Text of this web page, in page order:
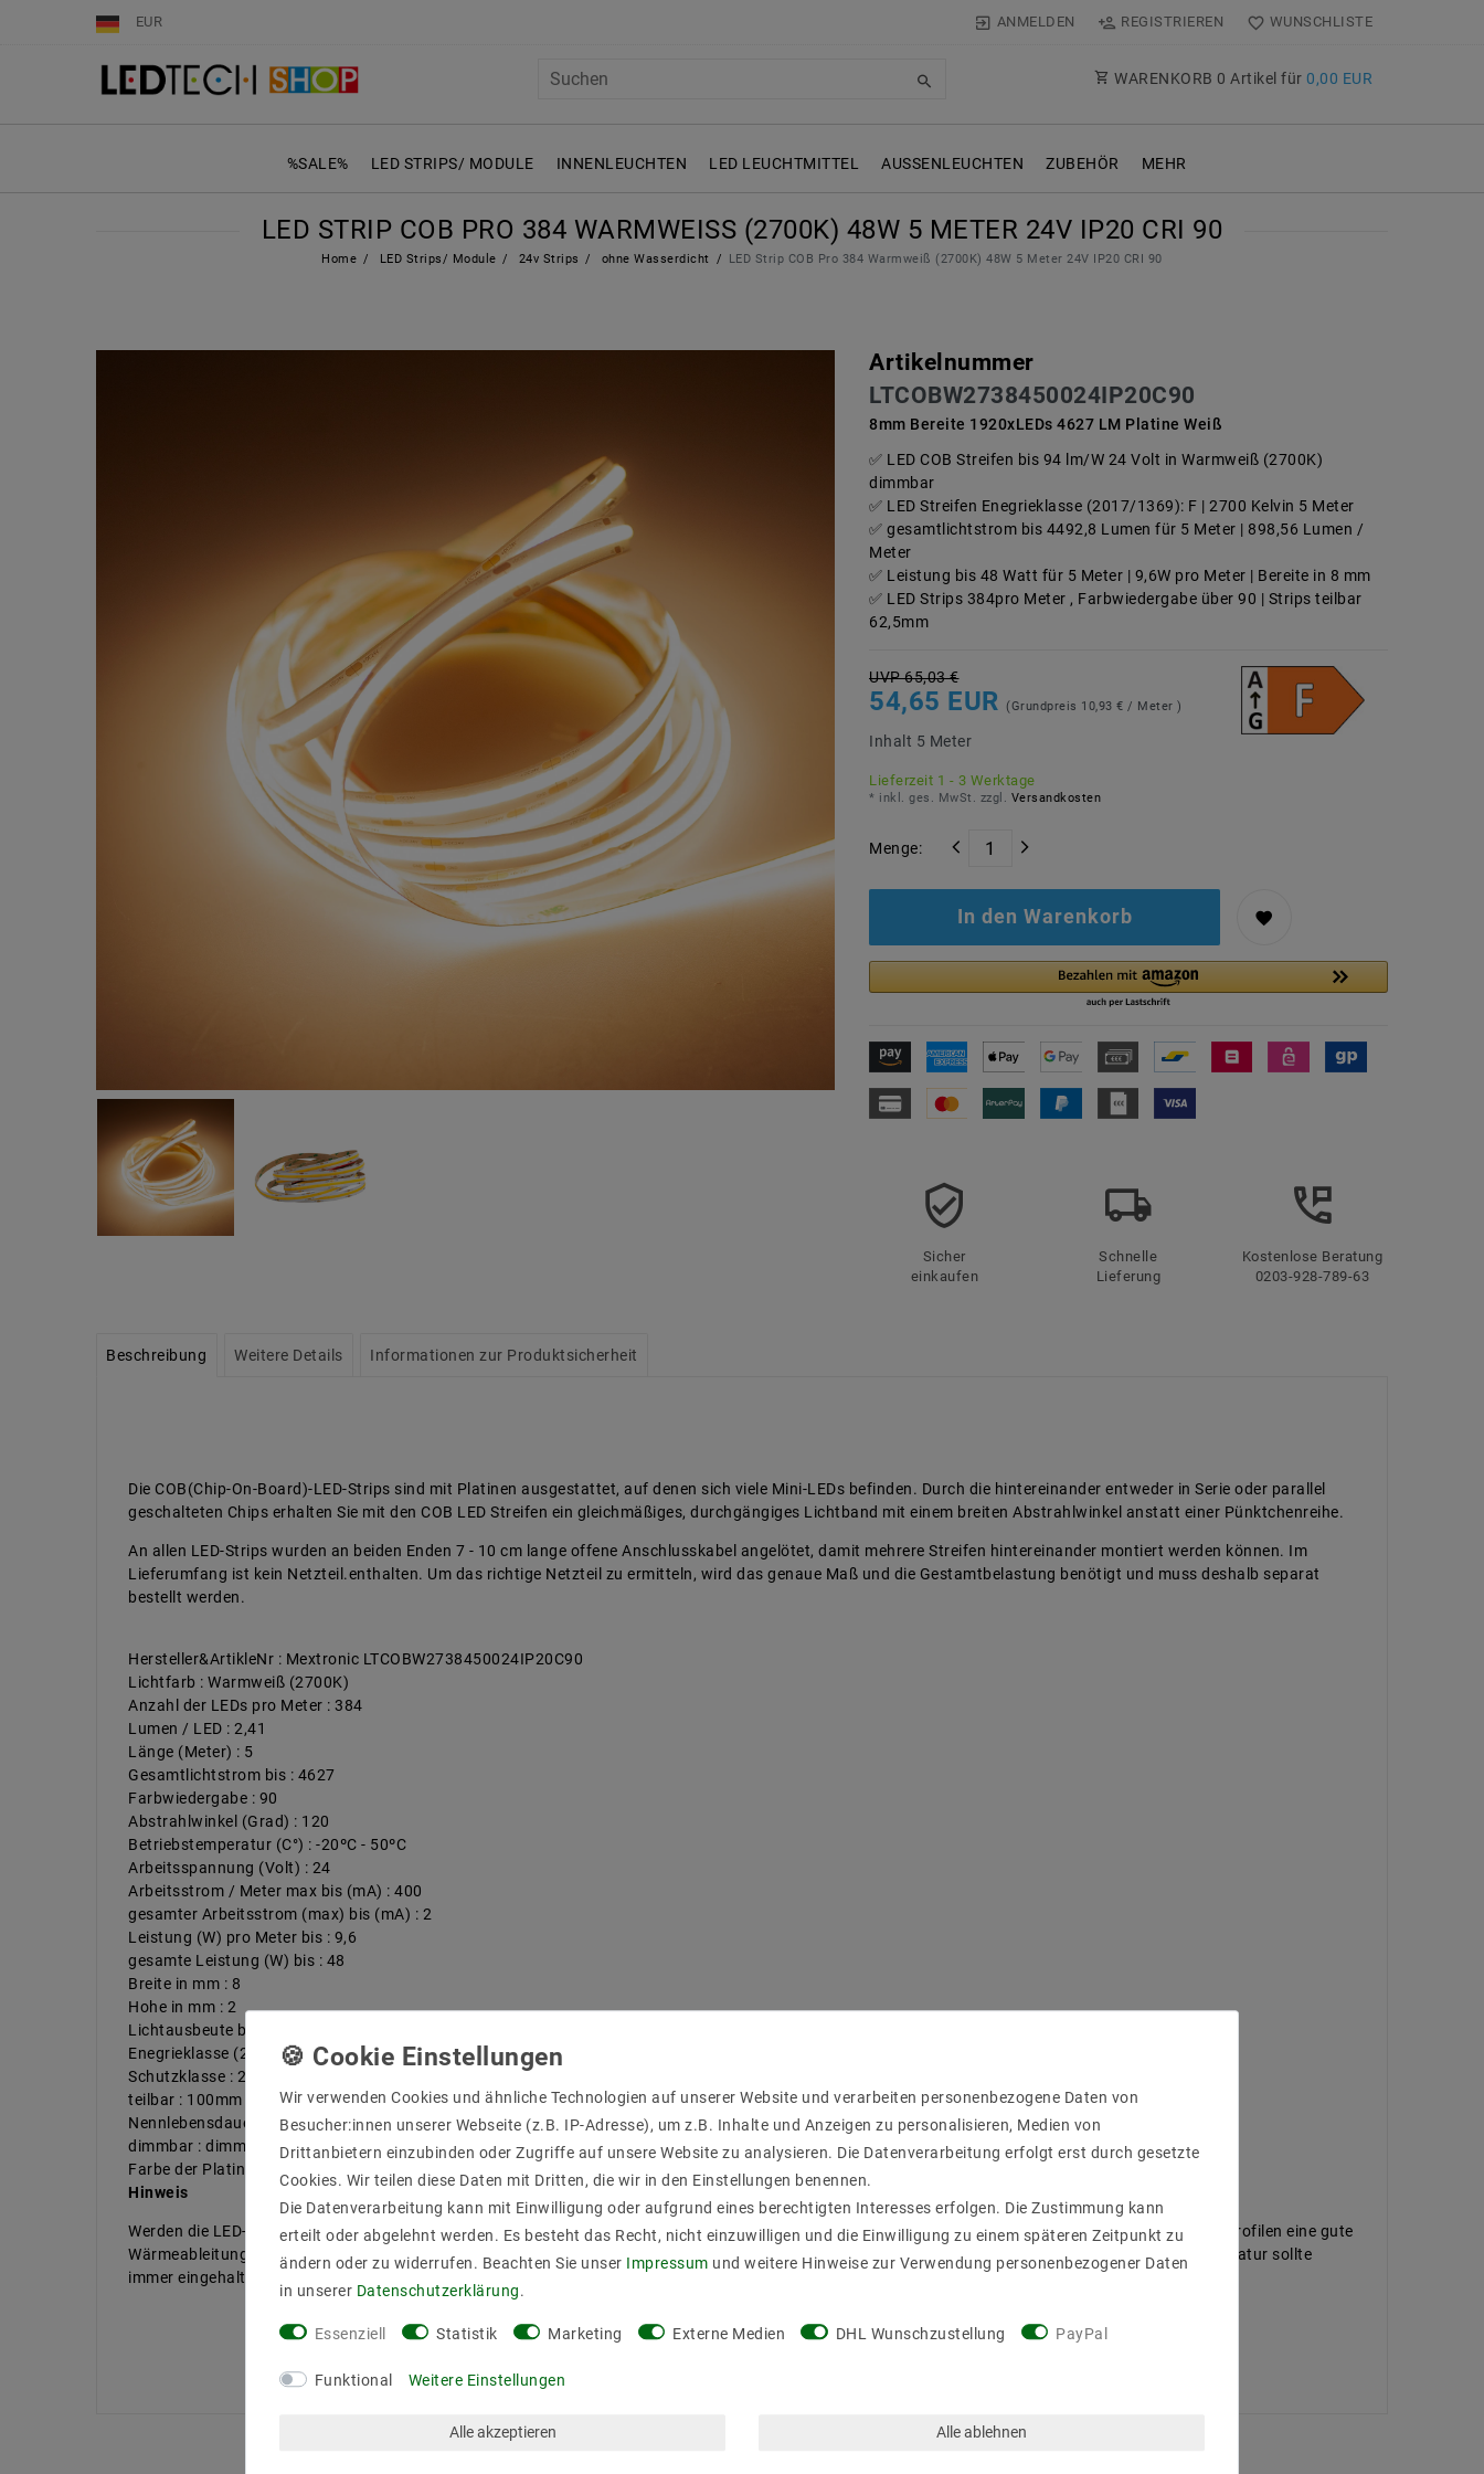
EUR ANMELDEN REGISTRIEREN WUNSCHLISTE
WARENKORB 0 Artikel für 0,00 EUR
%SALE% LED STRIPS/ MODULE INNENLEUCHTEN LED LEUCHTMITTEL AUSSENLEUCHTEN ZUBEHÖR MEHR
LED STRIP COB PRO 384 WARMWEISS (2700K) 48W 5 METER 24V IP20 CRI 90
Home LED Strips/ Module 24v Strips ohne Wasserdicht LED Strip COB Pro 384 Warmweiß (2700K) 48W 5 Meter 24V IP20 CRI 90
Artikelnummer
LTCOBW2738450024IP20C90
8mm Bereite 1920xLEDs 4627 LM Platine Weiß
LED COB Streifen bis 94 lm/W 24 Volt in Warmweiß (2700K)
dimmbar
LED Streifen Enegrieklasse (2017/1369): F | 2700 Kelvin 5 Meter
gesamtlichtstrom bis 4492,8 Lumen für 5 Meter | 898,56 Lumen /
Meter
Leistung bis 48 Watt für 5 Meter | 9,6W pro Meter | Bereite in 8 mm
LED Strips 384pro Meter , Farbwiedergabe über 90 | Strips teilbar
62,5mm
UVP 65,03 €
54,65 EUR (Grundpreis 10,93 € / Meter )
Inhalt 5 Meter
Lieferzeit 1 - 3 Werktage
* inkl. ges. MwSt. zzgl. Versandkosten
Menge:
In den Warenkorb
Sicher
einkaufen
Schnelle
Lieferung
Kostenlose Beratung
0203-928-789-63
Beschreibung Weitere Details Informationen zur Produktsicherheit
Die COB(Chip-On-Board)-LED-Strips sind mit Platinen ausgestattet, auf denen sich viele Mini-LEDs befinden. Durch die hintereinander entweder in Serie oder parallel
geschalteten Chips erhalten Sie mit den COB LED Streifen ein gleichmäßiges, durchgängiges Lichtband mit einem breiten Abstrahlwinkel anstatt einer Pünktchenreihe.
An allen LED-Strips wurden an beiden Enden 7 - 10 cm lange offene Anschlusskabel angelötet, damit mehrere Streifen hintereinander montiert werden können. Im
Lieferumfang ist kein Netzteil.enthalten. Um das richtige Netzteil zu ermitteln, wird das genaue Maß und die Gestamtbelastung benötigt und muss deshalb separat
bestellt werden.
Hersteller&ArtikleNr : Mextronic LTCOBW2738450024IP20C90
Lichtfarb : Warmweiß (2700K)
Anzahl der LEDs pro Meter : 384
Lumen / LED : 2,41
Länge (Meter) : 5
Gesamtlichtstrom bis : 4627
Farbwiedergabe : 90
Abstrahlwinkel (Grad) : 120
Betriebstemperatur (C°) : -20ºC - 50ºC
Arbeitsspannung (Volt) : 24
Arbeitsstrom / Meter max bis (mA) : 400
gesamter Arbeitsstrom (max) bis (mA) : 2
Leistung (W) pro Meter bis : 9,6
gesamte Leistung (W) bis : 48
Breite in mm : 8
Hohe in mm : 2
Lichtausbeute bis : 96 lm/W
Enegrieklasse (2019/2015) : F
Schutzklasse : 20
teilbar : 100mm
Nennlebensdauer bis zu (Stunden) : 40000
dimmbar : dimmbar über PWM
Farbe der Platine : Weiß
Hinweis
Werden die LED-Strips für mehrere Stunden am Tag betrieben. empfehlen wir eine zusätzliche Kühlung. Zum Beispiel bietet die Montage auf Aluminiumprofilen eine gute
Wärmeableitung. Gerade bei einer Leistung von mehr als 14.4 Watt pro Meter ist ein zusätzlicher Kühlkörper notwendig. Die empfohlene Betriebstemperatur sollte
immer eingehalten werden und die Strips dürfen nicht an engen oder geschlossenen Plätzen ohne Kühlmöglichkeit eingebaut werden.
Wir verwenden Cookies und ähnliche Technologien auf unserer Website und verarbeiten personenbezogene Daten von
Besucher:innen unserer Webseite (z.B. IP-Adresse), um z.B. Inhalte und Anzeigen zu personalisieren, Medien von
Drittanbietern einzubinden oder Zugriffe auf unsere Website zu analysieren. Die Datenverarbeitung erfolgt erst durch gesetzte
Cookies. Wir teilen diese Daten mit Dritten, die wir in den Einstellungen benennen.
Die Datenverarbeitung kann mit Einwilligung oder aufgrund eines berechtigten Interesses erfolgen. Die Zustimmung kann
erteilt oder abgelehnt werden. Es besteht das Recht, nicht einzuwilligen und die Einwilligung zu einem späteren Zeitpunkt zu
ändern oder zu widerrufen. Beachten Sie unser Impressum und weitere Hinweise zur Verwendung personenbezogener Daten
in unserer Daten­schutz­erklärung.
Essenziell Statistik Marketing Externe Medien DHL Wunschzustellung PayPal
Funktional Weitere Einstellungen
Alle akzeptieren Alle ablehnen